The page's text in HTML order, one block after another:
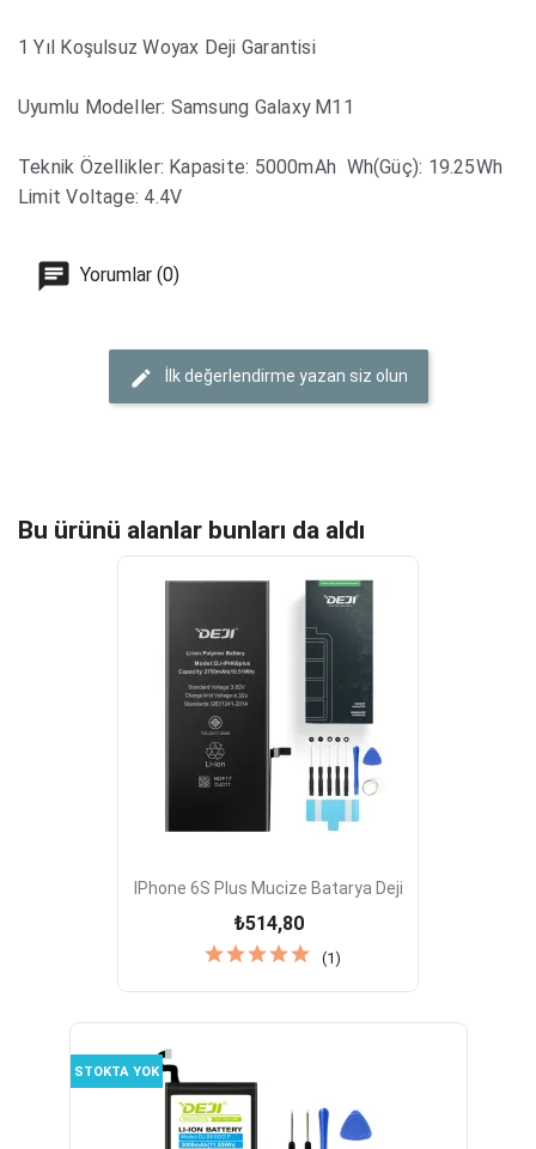
1 Yıl Koşulsuz Woyax Deji Garantisi
Uyumlu Modeller: Samsung Galaxy M11
Teknik Özellikler: Kapasite: 5000mAh Wh(Güç): 19.25Wh
Limit Voltage: 4.4V
Yorumlar (0)
İlk değerlendirme yazan siz olun
Bu ürünü alanlar bunları da aldı
IPhone 6S Plus Mucize Batarya Deji
₺514,80
(1)
STOKTA YOK